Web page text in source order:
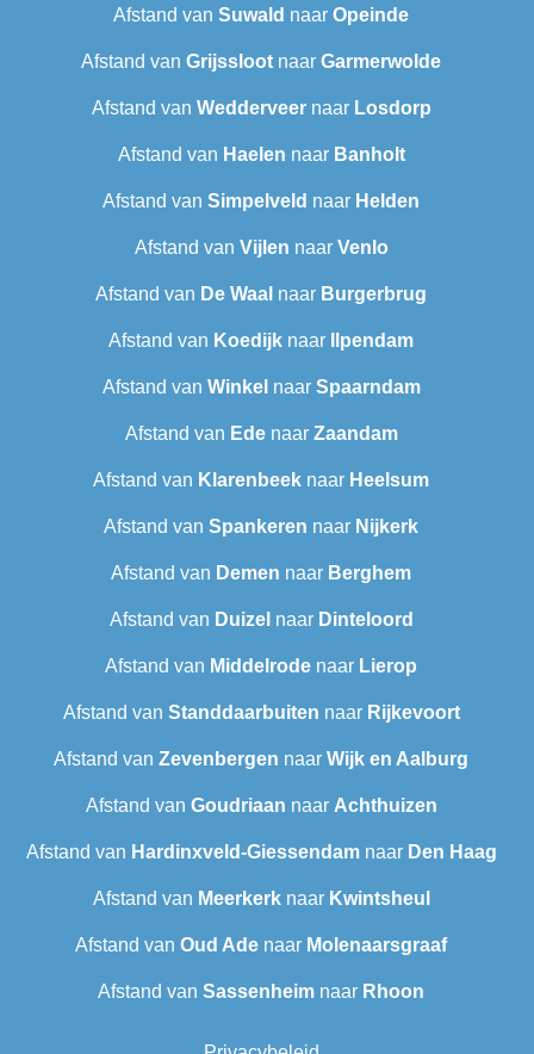
Afstand van Suwald naar Opeinde
Afstand van Grijssloot naar Garmerwolde
Afstand van Wedderveernaar Losdorp
Afstand van Haelen naar Banholt
Afstand van Simpelveld naar Helden
Afstand van Vijlen naar Venlo
Afstand van De Waal naar Burgerbrug
Afstand van Koedijk naar Ilpendam
Afstand van Winkel naar Spaarndam
Afstand van Edenaar Zaandam
Afstand van Klarenbeek naar Heelsum
Afstand van Spankeren naar Nijkerk
Afstand van Demen naar Berghem
Afstand van Duizel naar Dinteloord
Afstand van Middelrode naar Lierop
Afstand van Standdaarbuiten naar Rijkevoort
Afstand van Zevenbergen naar Wijk en Aalburg
Afstand van Goudriaan naar Achthuizen
Afstand van Hardinxveld-Giessendamnaar Den Haag
Afstand van Meerkerknaar Kwintsheul
Afstand van Oud Ade naar Molenaarsgraaf
Afstand van Sassenheim naar Rhoon